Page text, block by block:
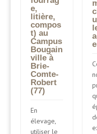
e,
litière,
compos
t) au
Campus
Bougain
ville à
Brie-
Comte-
Robert
(77)
En
élevage,
utiliser le